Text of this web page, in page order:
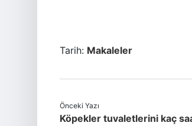
Tarih: Makaleler
Önceki Yazı
Köpekler tuvaletlerini kaç